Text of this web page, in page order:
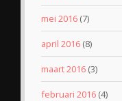
mei 2016 (7)
april 2016 (8)
maart 2016 (3)
februari 2016 (4)